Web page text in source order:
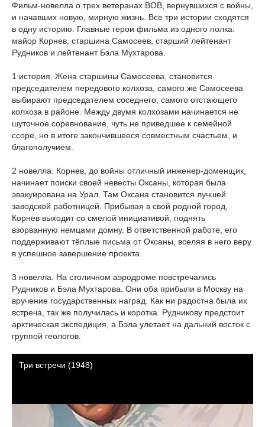
Фильм-новелла о трех ветеранах ВОВ, вернувшихся с войны,
и начавших новую, мирную жизнь. Все три истории сходятся
в одну историю. Главные герои фильма из одного полка:
майор Корнев, старшина Самосеев, старший лейтенант
Рудников и лейтенант Бэла Мухтарова.
1 история. Жена старшины Самосеева, становится
председателем передового колхоза, самого же Самосеева
выбирают председателем соседнего, самого отстающего
колхоза в районе. Между двумя колхозами начинается не
шуточное соревнование, чуть не приведшее к семейной
ссоре, но в итоге закончившееся совместным счастьем, и
благополучием.
2 новелла. Корнев, до войны отличный инженер-доменщик,
начинает поиски своей невесты Оксаны, которая была
эвакуирована на Урал. Там Оксана становится лучшей
заводской работницей. Прибывая в свой родной город,
Корнев выходит со смелой инициативой, поднять
взорванную немцами домну. В ответственной работе, его
поддерживают тёплые письма от Оксаны, вселяя в него веру
в успешное завершение проекта.
3 новелла. На столичном аэродроме повстречались
Рудников и Бэла Мухтарова. Они оба прибыли в Москву на
вручение государственных наград. Как ни радостна была их
встреча, так же получилась и коротка. Рудникову предстоит
арктическая экспедиция, а Бэла улетает на дальний восток с
группой геологов.